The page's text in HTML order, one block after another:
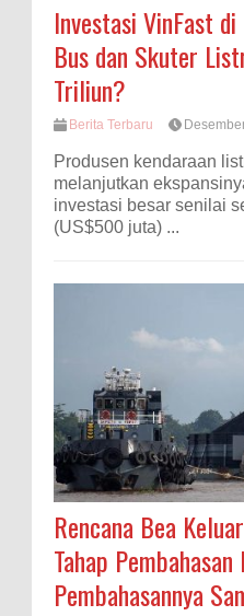
Investasi VinFast
Bus dan Skuter
Triliun?
Berita Terbaru
Produsen kendaraan
melanjutkan
investasi besar senilai
(US$500 juta) ...
Rencana Bea
Tahap
Pembahasannya